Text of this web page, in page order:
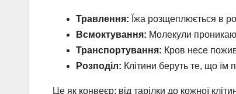
Травлення: Їжа розщеплюється в
Всмоктування: Молекули
Транспортування: Кров несе
Розподіл: Клітини беруть те, що їм
Це як конвеєр: від тарілки до кожної